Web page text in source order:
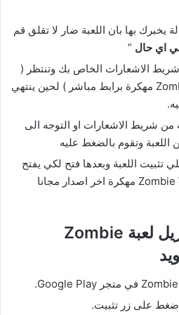
يخبرك بها بان اللعبة ضار لا تقلق قم
اي حال ”
الاشعارات الخاص بك وتنتظر (
تحميل لعبة Zombie Waves مهكرة برابط مباشر ) لحين ينتهي
من شريط الاشعارات او التوجه الى
وتقوم بالضغط عليه
تثبيت اللعبة وبعدها فتح لكي يفتح
معك تنزيل لعبة Zombie Waves مهكرة اخر اصدار مجانا
خطوات بسيطة لتنزيل لعبة Zombie
على زر تثبيت.